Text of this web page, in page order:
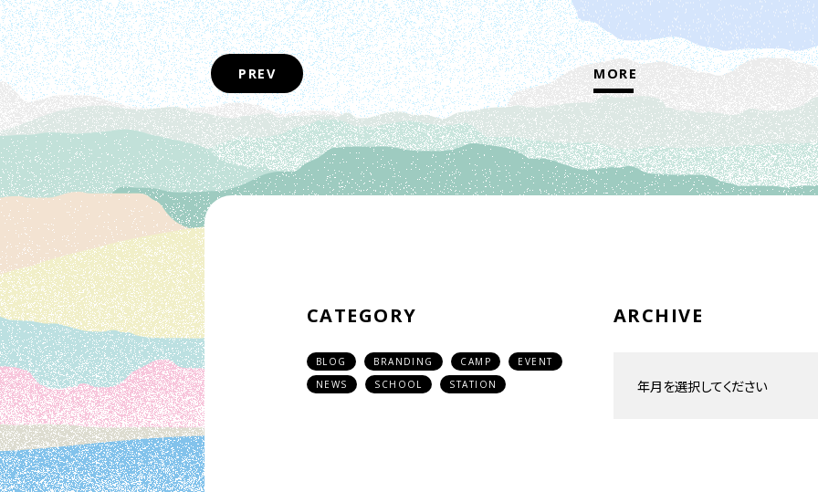
PREV MORE
CATEGORY
BLOG BRANDING CAMP
EVENT
NEWS
SCHOOL STATION
ARCHIVE